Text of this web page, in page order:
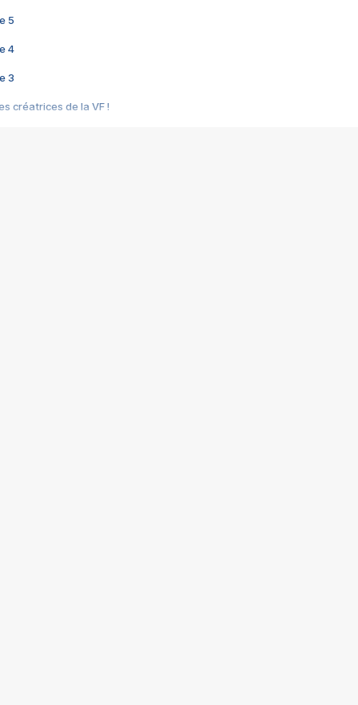
5
4
3
créatrices de la VF !